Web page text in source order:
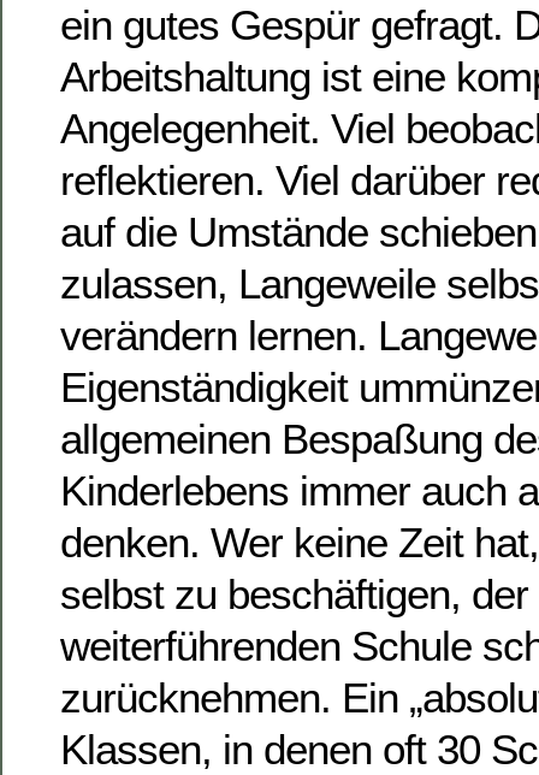
ein gutes Gespür gefragt.
Arbeitshaltung ist eine
Angelegenheit. Viel
reflektieren. Viel darüber
auf die Umstände
zulassen, Langeweile
verändern lernen.
Eigenständigkeit
allgemeinen Bespaßung
Kinderlebens immer auch
denken. Wer keine Zeit
selbst zu beschäftigen,
weiterführenden Schule
zurücknehmen. Ein
Klassen, in denen oft 30